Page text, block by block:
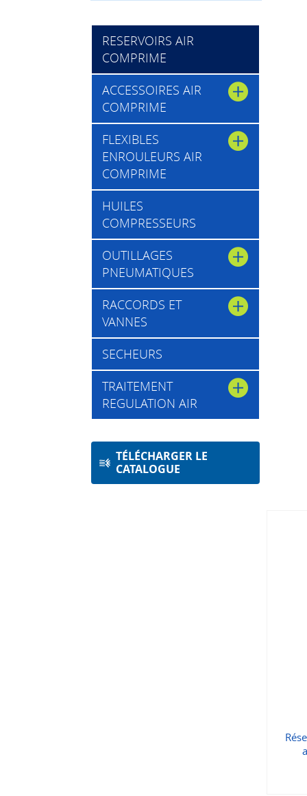
RESERVOIRS AIR
COMPRIME
ACCESSOIRES AIR
COMPRIME
FLEXIBLES
ENROULEURS AIR
COMPRIME
HUILES
COMPRESSEURS
OUTILLAGES
PNEUMATIQUES
RACCORDS ET
VANNES
SECHEURS
TRAITEMENT
REGULATION AIR
TÉLÉCHARGER LE
CATALOGUE